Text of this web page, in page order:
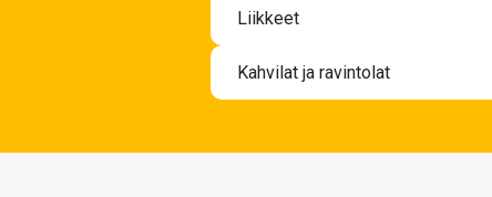
Kahvilat ja ravintolat
Kahvilat ja välipalabaarit
Liikkeet
Kauneus ja terveys